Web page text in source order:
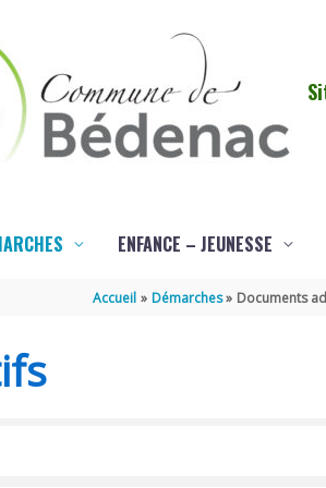
ENFANCE – JEUNESSE
Accueil Démarches Documents